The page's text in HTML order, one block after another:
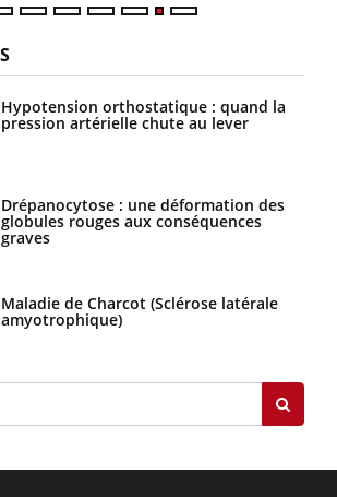
Hypotension orthostatique : quand la
pression artérielle chute au lever
Drépanocytose : une déformation des
globules rouges aux conséquences
graves
Maladie de Charcot (Sclérose latérale
amyotrophique)